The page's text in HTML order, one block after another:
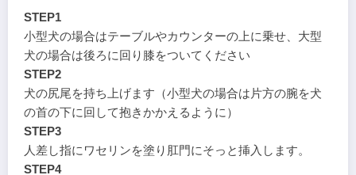
STEP1
小型犬の場合はテーブルやカウンターの上に乗せ、大型
犬の場合は後ろに回り膝をついてください
STEP2
犬の尻尾を持ち上げます（小型犬の場合は片方の腕を犬
の首の下に回して抱きかかえるように）
STEP3
人差し指にワセリンを塗り肛門にそっと挿入します。
STEP4